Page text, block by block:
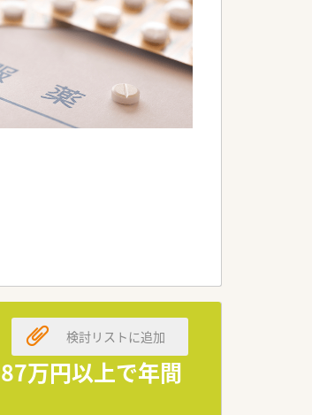
万円以上で年間
検討リストに追加